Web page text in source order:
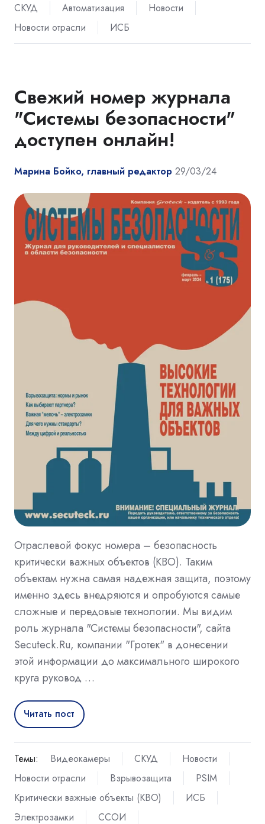
СКУД
Автоматизация
Новости
Новости отрасли
ИСБ
Свежий номер журнала
"Системы безопасности"
доступен онлайн!
Марина Бойко, главный редактор 29/03/24
Отраслевой фокус номера – безопасность
критически важных объектов (КВО). Таким
объектам нужна самая надежная защита, поэтому
именно здесь внедряются и опробуются самые
сложные и передовые технологии. Мы видим
роль журнала "Системы безопасности", сайта
Secuteck.Ru, компании "Гротек" в донесении
этой информации до максимального широкого
круга руковод …
Читать пост
Темы: Видеокамеры СКУД
Новости
Новости отрасли
Взрывозащита
PSIM
Критически важные объекты (КВО)
ИСБ
Электрозамки
ССОИ